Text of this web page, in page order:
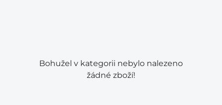
Bohužel v kategorii nebylo nalezeno
žádné zboží!